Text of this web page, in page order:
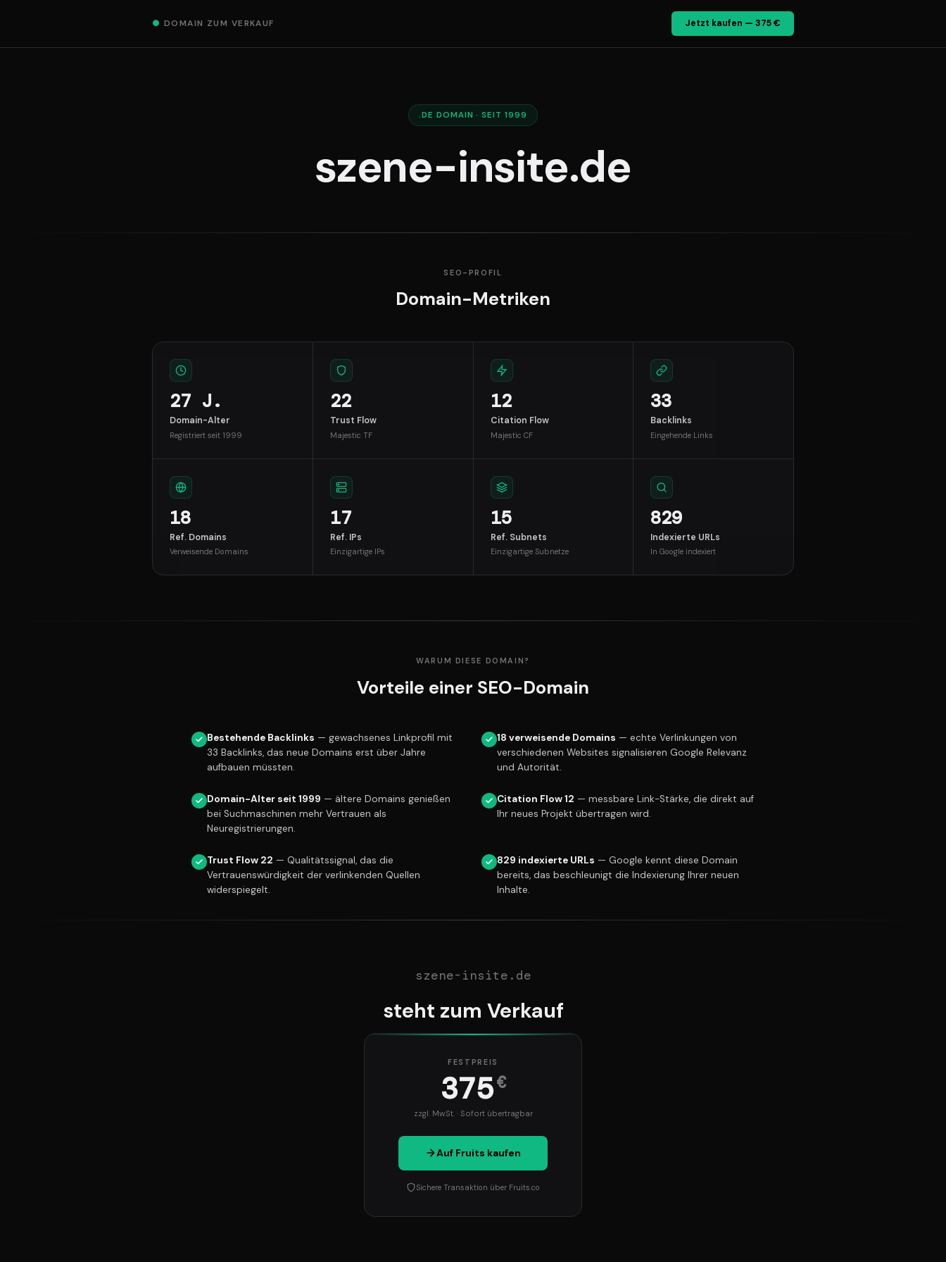
● DOMAIN ZUM VERKAUF Jetzt kaufen — 375 €
.DE DOMAIN · SEIT 1999
szene-insite.de
SEO-PROFIL
Domain-Metriken
27 J.
Domain-Alter
Registriert seit 1999
22
Trust Flow
Majestic TF
12
Citation Flow
Majestic CF
33
Backlinks
Eingehende Links
18
Ref. Domains
Verweisende Domains
17
Ref. IPs
Einzigartige IPs
15
Ref. Subnets
Einzigartige Subnetze
829
Indexierte URLs
In Google indexiert
WARUM DIESE DOMAIN?
Vorteile einer SEO-Domain
Bestehende Backlinks — gewachsenes Linkprofil mit
33 Backlinks, das neue Domains erst über Jahre
aufbauen müssten.
18 verweisende Domains — echte Verlinkungen von
verschiedenen Websites signalisieren Google Relevanz
und Autorität.
Domain-Alter seit 1999 — ältere Domains genießen
bei Suchmaschinen mehr Vertrauen als
Neuregistrierungen.
Citation Flow 12 — messbare Link-Stärke, die direkt auf
Ihr neues Projekt übertragen wird.
Trust Flow 22 — Qualitätssignal, das die
Vertrauenswürdigkeit der verlinkenden Quellen
widerspiegelt.
829 indexierte URLs — Google kennt diese Domain
bereits, das beschleunigt die Indexierung Ihrer neuen
Inhalte.
szene-insite.de
steht zum Verkauf
FESTPREIS
375€
zzgl. MwSt. · Sofort übertragbar
Auf Fruits kaufen
Sichere Transaktion über Fruits.co